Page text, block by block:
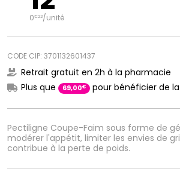
Pectiligne Coupe-Faim sous forme de
modérer l'appétit, limiter les envies de
contribue à la perte de poids.
0€22/unité
CODE CIP: 3701132601437
Retrait gratuit en 2h à la pharmacie
Plus que
69,00€ pour bénéficier de